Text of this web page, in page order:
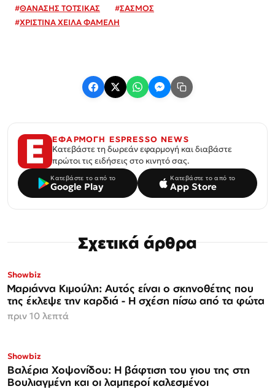
#ΘΑΝΑΣΗΣ ΤΟΤΣΙΚΑΣ #ΣΑΣΜΟΣ
#ΧΡΙΣΤΙΝΑ ΧΕΙΛΑ ΦΑΜΕΛΗ
ΕΦΑΡΜΟΓΗ ESPRESSO NEWS
Κατεβάστε τη δωρεάν εφαρμογή και διαβάστε
πρώτοι τις ειδήσεις στο κινητό σας.
Κατεβάστε το από το
Google Play
Κατεβάστε το από το
App Store
Σχετικά άρθρα
Showbiz
Μαριάννα Κιμούλη: Αυτός είναι ο σκηνοθέτης που
της έκλεψε την καρδιά - Η σχέση πίσω από τα φώτα
πριν 10 λεπτά
Showbiz
Βαλέρια Χοψονίδου: Η βάφτιση του γιου της στη
Βουλιαγμένη και οι λαμπεροί καλεσμένοι